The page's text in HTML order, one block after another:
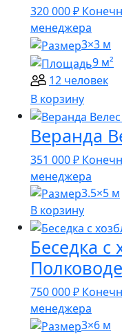
320 000₽
менеджера
3×3 м
9 м²
12 человек
В корзину
Веранда
351 000₽
менеджера
3.5×5 м
В корзину
Беседка с
750 000₽
менеджера
3×6 м